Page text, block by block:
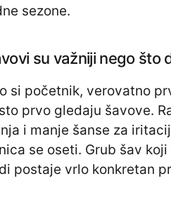
sezone.
su važniji nego što
si početnik, verovatno
prvo gledaju šavove.
i manje šanse za
se oseti. Grub šav
postaje vrlo konkretan